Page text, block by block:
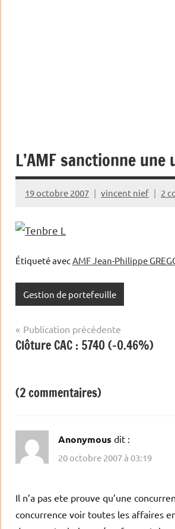
L’AMF sanctionne
19 octobre 2007 vincent nief 2
L
Étiqueté avecAMF Jean-Philippe
Gestion de portefeuille
Navigation
de
Publication précédente
Clôture CAC : 5740 (-0.46%)
(2 commentaires)
Anonymous dit :
20 octobre 2007 à 03:19
Il n’a pas ete prouve qu’une
concurrence voir toutes les affaires